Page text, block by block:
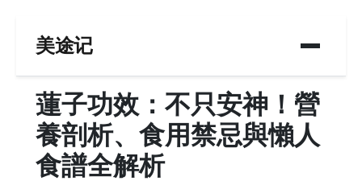
美途记
蓮子功效：不只安神！營
養剖析、食用禁忌與懶人
食譜全解析